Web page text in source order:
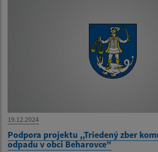
19.12.2024
Podpora projektu ,,Triedený zber
odpadu v obci Beharovce"